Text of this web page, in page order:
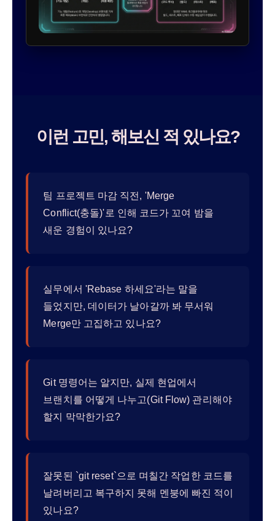
이런 고민, 해보신 적 있나요?
팀 프로젝트 마감 직전, 'Merge
Conflict(충돌)'로 인해 코드가 꼬여 밤을
새운 경험이 있나요?
실무에서 'Rebase 하세요'라는 말을
들었지만, 데이터가 날아갈까 봐 무서워
Merge만 고집하고 있나요?
Git 명령어는 알지만, 실제 현업에서
브랜치를 어떻게 나누고(Git Flow) 관리해야
할지 막막한가요?
잘못된 `git reset`으로 며칠간 작업한 코드를
날려버리고 복구하지 못해 멘붕에 빠진 적이
있나요?